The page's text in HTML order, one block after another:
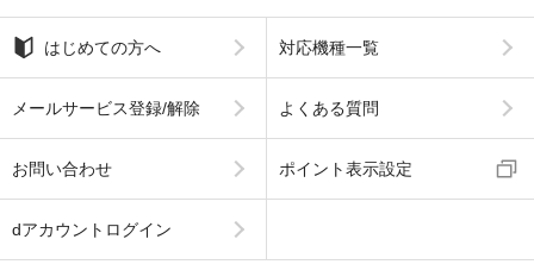
はじめての方へ 対応機種一覧
メールサービス登録/解除 よくある質問
お問い合わせ ポイント表示設定
dアカウントログイン